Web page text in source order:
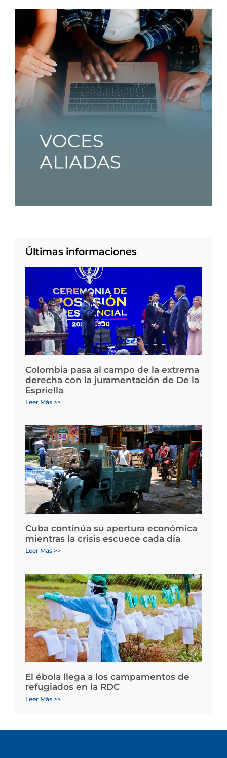
Últimas informaciones
Colombia pasa al campo de la extrema
derecha con la juramentación de De la
Espriella
Leer Más >>
Cuba continúa su apertura económica
mientras la crisis escuece cada día
Leer Más >>
El ébola llega a los campamentos de
refugiados en la RDC
Leer Más >>